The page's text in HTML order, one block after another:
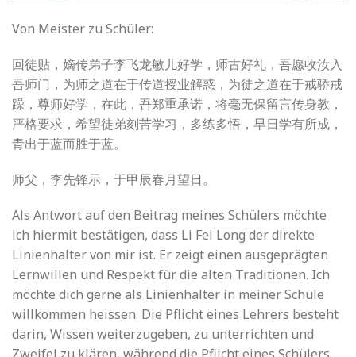
Von Meister zu Schüler:
回徒贴，嫡传弟子李飞龙敏儿好学，师古好礼，吾愿收汝入
吾师门，为师之道在于传道授业解惑，为徒之道在于戒骄戒
躁，尊师好学，在此，吾郑重承诺，将毫无保留言传身教，
严格要求，希望徒弟刻苦学习，多练多悟，早日学有所成，
青出于蓝而胜于蓝。
师父，李先锋示，于甲辰春月望日。
Als Antwort auf den Beitrag meines Schülers möchte
ich hiermit bestätigen, dass Li Fei Long der direkte
Linienhalter von mir ist. Er zeigt einen ausgeprägten
Lernwillen und Respekt für die alten Traditionen. Ich
möchte dich gerne als Linienhalter in meiner Schule
willkommen heissen. Die Pflicht eines Lehrers besteht
darin, Wissen weiterzugeben, zu unterrichten und